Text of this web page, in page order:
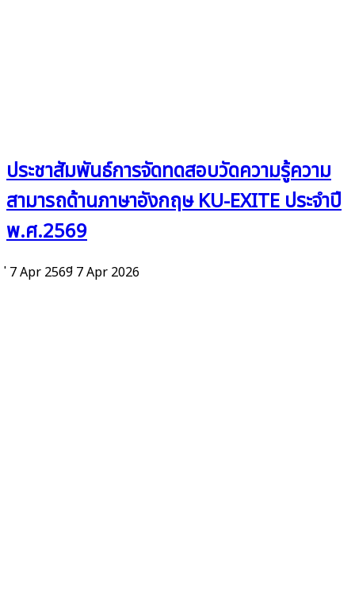
ประชาสัมพันธ์การจัดทดสอบวัดความรู้ความ
สามารถด้านภาษาอังกฤษ KU-EXITE ประจำปี
พ.ศ.2569
่ 7 Apr 2569 ่ 7 Apr 2026